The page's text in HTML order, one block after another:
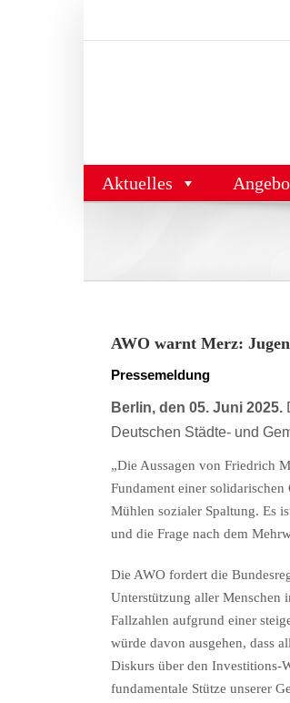
Aktuelles
AWO warnt Merz:
Pressemeldung
Berlin, den 05. Juni 2025.
Deutschen Städte- und
„Die Aussagen von Friedrich
Fundament einer
Mühlen sozialer Spaltung. Es
und die Frage nach dem
Die AWO fordert die
Unterstützung aller Menschen
Fallzahlen aufgrund einer
würde davon ausgehen, dass
Diskurs über den Investitions-
fundamentale Stütze unserer